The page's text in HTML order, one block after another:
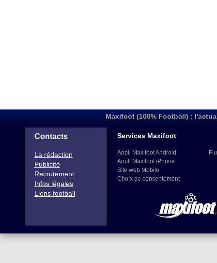
Maxifoot (100% Football) :
Contacts
La rédaction
Publicité
Recrutement
Infos légales
Liens football
Services Maxifoot
Appli Maxifoot Android
Appli Maxifoot iPhone
Site web Mobile
Choix de consentement